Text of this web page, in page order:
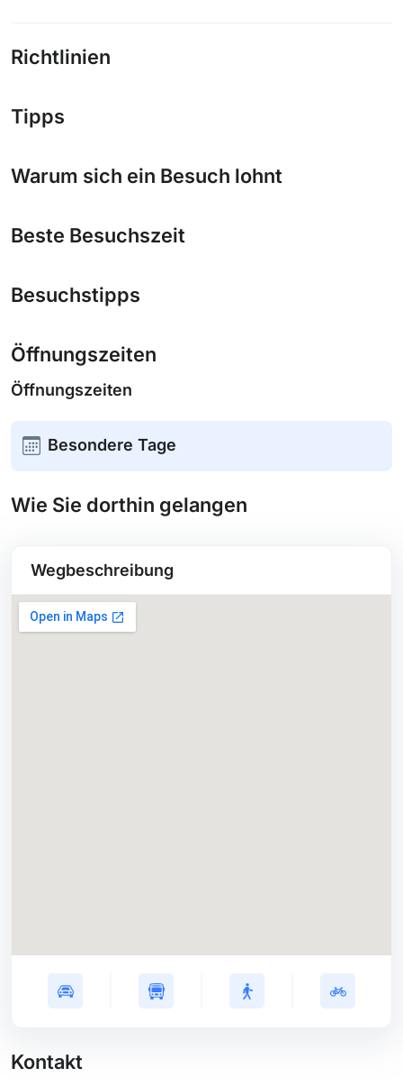
Richtlinien
Tipps
Warum sich ein Besuch lohnt
Beste Besuchszeit
Besuchstipps
Öffnungszeiten
Öffnungszeiten
Besondere Tage
Wie Sie dorthin gelangen
Wegbeschreibung
Kontakt